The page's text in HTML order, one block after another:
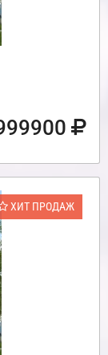
ХИТ ПРОДАЖ